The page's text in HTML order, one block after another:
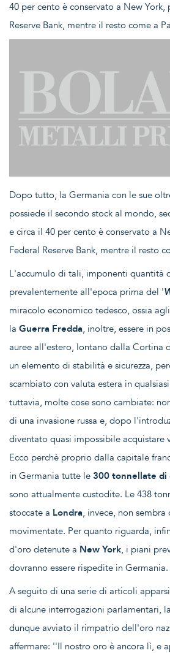
40 per cento è conservato a New York,
Reserve Bank, mentre il resto come a
Dopo tutto, la Germania con le sue
possiede il secondo stock al mondo,
e circa il 40 per cento è conservato a
Federal Reserve Bank, mentre il resto
L'accumulo di tali, imponenti quantità
prevalentemente all'epoca prima del '
miracolo economico tedesco, ossia
la Guerra Fredda, inoltre, essere in
auree all'estero, lontano dalla Cortina
un elemento di stabilità e sicurezza,
scambiato con valuta estera in
tuttavia, molte cose sono cambiate:
di una invasione russa e, dopo
diventato quasi impossibile acquistare
Ecco perchè proprio dalla capitale
in Germania tutte le 300 tonnellate di
sono attualmente custodite. Le 438
stoccate a Londra, invece, non sembra
movimentate. Per quanto riguarda,
d'oro detenute a New York, i piani
dovranno essere rispedite in
A seguito di una serie di articoli
di alcune interrogazioni parlamentari, la
dunque avviato il rimpatrio dell'oro
affermare: ''Il nostro oro è ancora lì, e